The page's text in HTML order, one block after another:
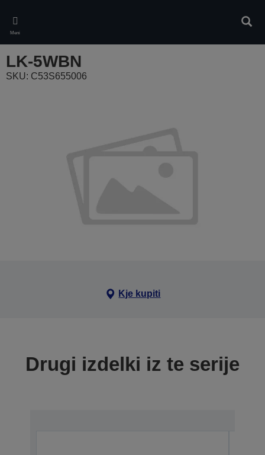
main
content
Meni
LK-5WBN
SKU: C53S655006
Kje kupiti
Drugi izdelki iz te serije